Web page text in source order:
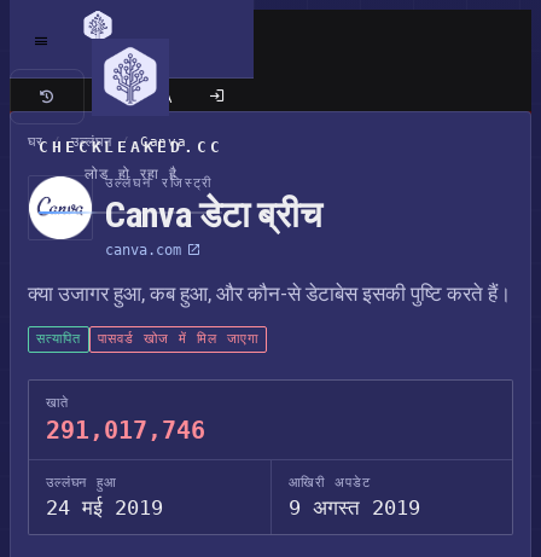
CHECKLEAKED.CC
लोड हो रहा है
क्लासिक साइट
घर / उल्लंघन / Canva
उल्लंघन रजिस्ट्री
Canva डेटा ब्रीच
canva.com
क्या उजागर हुआ, कब हुआ, और कौन-से डेटाबेस इसकी पुष्टि करते हैं।
सत्यापित पासवर्ड खोज में मिल जाएगा
खाते
291,017,746
उल्लंघन हुआ
24 मई 2019
आखिरी अपडेट
9 अगस्त 2019